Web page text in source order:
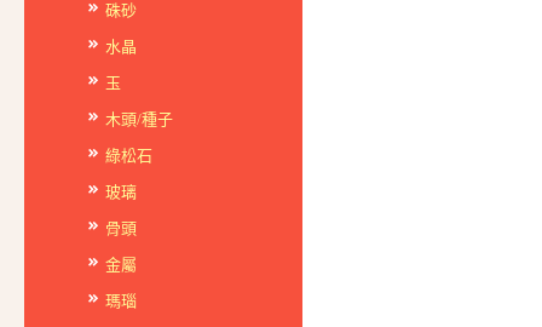
硃砂
水晶
玉
木頭/種子
綠松石
玻璃
骨頭
金屬
瑪瑙